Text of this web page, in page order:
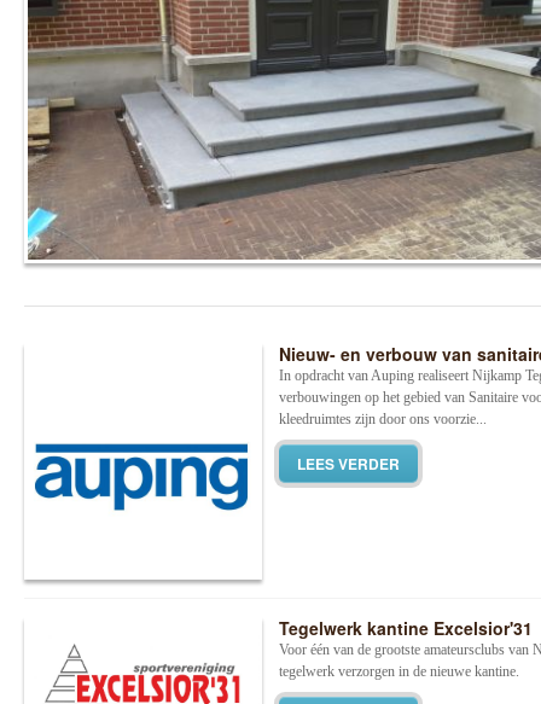
Nieuw- en verbouw van
In opdracht van Auping realiseert Nijkamp
verbouwingen op het gebied van Sanitaire
kleedruimtes zijn door ons voorzie...
LEES VERDER
Tegelwerk kantine Excelsior'31
Voor één van de grootste amateursclubs van
tegelwerk verzorgen in de nieuwe kantine.